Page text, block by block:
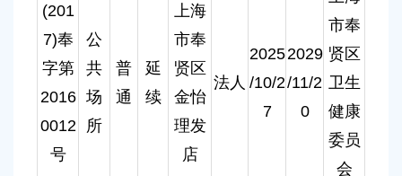
(201
7)奉
字第
2016
0012
号
公
共
场
所
普
通
延
续
上海
市奉
贤区
金怡
理发
店
法人
2025
/10/2
7
2029
/11/2
0
市奉
贤区
卫生
健康
委员
会